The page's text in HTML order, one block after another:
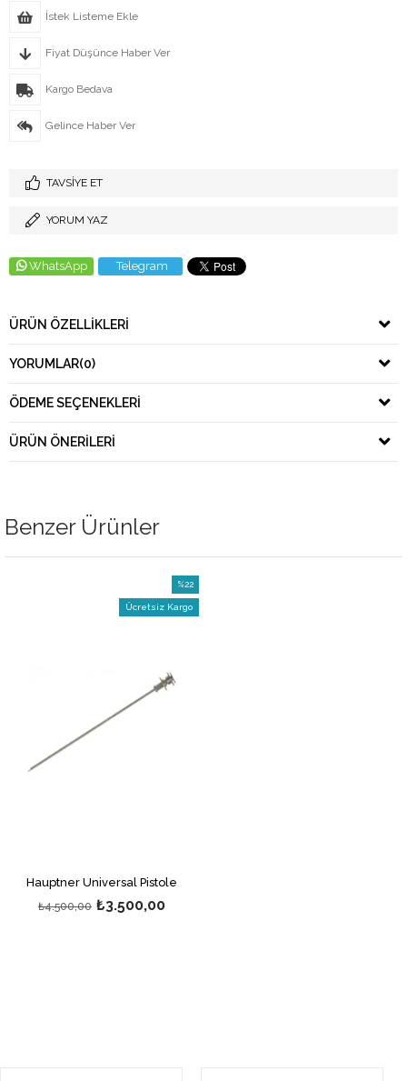
İstek Listeme Ekle
Fiyat Düşünce Haber Ver
Kargo Bedava
Gelince Haber Ver
TAVSIYE ET
YORUM YAZ
WhatsApp Telegram
ÜRÜN ÖZELLIKLERI
YORUMLAR(0)
ÖDEME SEÇENEKLERI
ÜRÜN ÖNERILERI
Benzer Ürünler
Hauptner Universal Pistole
₺3.500,00
₺4.500,00
%22
İndirim
Ücretsiz Kargo